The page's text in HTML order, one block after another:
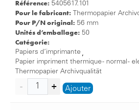
Référence: 5405617.101
Pour le fabricant: Thermopapier
Pour P/N original: 56 mm
Unités d’emballage: 50
Catégorie:
Papiers d’imprimante ,
Papier impriment thermique - normal -
Thermopapier Archivqualität
Ajouter